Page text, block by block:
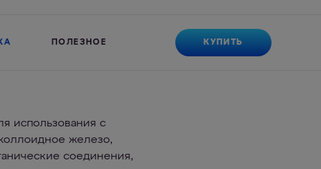
ПОЛЕЗНОЕ КУПИТЬ
использования с
железо,
соединения,